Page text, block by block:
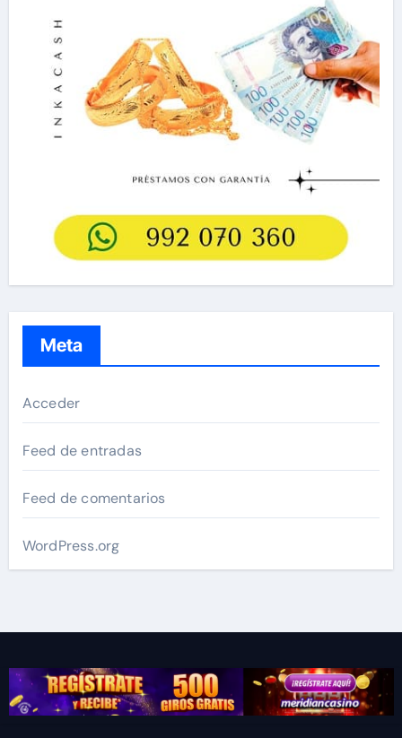
Meta
Acceder
Feed de entradas
Feed de comentarios
WordPress.org